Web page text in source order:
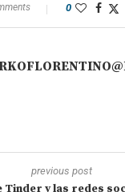
0
previous post
Tinder y las redes